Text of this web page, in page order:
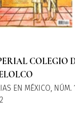
COLEGIO
EN MÉXICO, NÚM.